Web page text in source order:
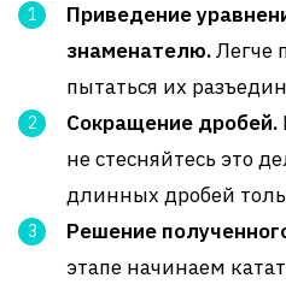
Приведение
знаменателю.Легче
пытаться их
Сокращение дробей.
не стесняйтесь это
длинных дробей
Решение
этапе начинаем